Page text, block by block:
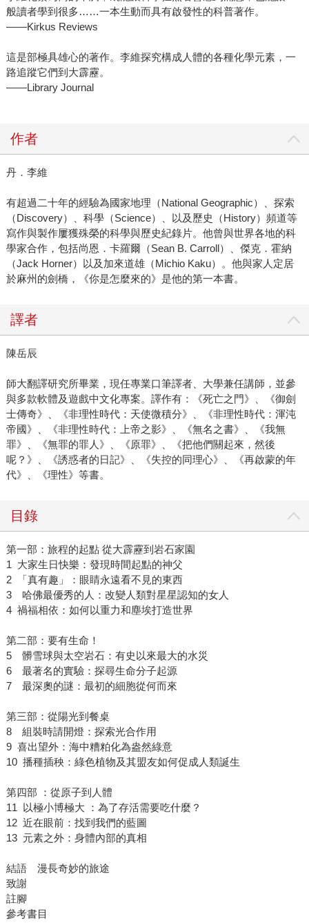
般讀者學到很多……一本生動而具有啟發性的科普著作。
——Kirkus Reviews
這是部極具雄心的著作。李維探究構成人體的各種化學元素，一
路追蹤它們到大霹靂。
——Library Journal
作者
丹．李維
有超過二十年的經驗為國家地理（National Geographic）、探索
（Discovery）、科學（Science）、以及歷史（History）頻道等
寫作與製作屢獲殊榮的科學與歷史紀錄片。他曾與世界各地的科
學家合作，包括尚恩．卡羅爾（Sean B. Carroll）、傑克．霍納
（Jack Horner）以及加來道雄（Michio Kaku）。他與家人定居
於麻州的劍橋，《你是怎麼來的》是他的第一本書。
譯者
陳岳辰
師大翻譯研究所畢業，現任專業口筆譯者、大學兼任講師，並參
與多款軟體及遊戲中文化專案。譯作有：《死亡之門》、《御劍
士傳奇》、《非理性時代：天使微積分》、《非理性時代：渾沌
帝國》、《非理性時代：上帝之影》、《無名之書》、《我無
罪》、《無罪的罪人》、《原罪》、《把他們關起來，然後
呢？》、《誘惑者的日記》、《失控的同理心》、《再啟蒙的年
代》、《理性》等書。
目錄
第一部：旅程的起點 從大霹靂到岩石家園
1 大家生日快樂：發現時間起點的神父
2 「真有趣」：眼睛永遠看不見的東西
3 哈佛最優秀的人：改變人類對星星認知的女人
4 禍福相依：如何以重力和塵埃打造世界
第二部：要有生命！
5 髒雪球與太空岩石：有史以來最大的水災
6 最著名的實驗：探尋生命分子起源
7 最深奧的謎：最初的細胞從何而來
第三部：從陽光到餐桌
8 組裝時請開燈：探索光合作用
9 喜出望外：海中糟粕化為盎然綠意
10 播種插秧：綠色植物及其盟友如何促成人類誕生
第四部 ：從原子到人體
11 以極小博極大 ：為了存活需要吃什麼？
12 近在眼前：找到我們的藍圖
13 元素之外：身體內部的真相
結語 漫長奇妙的旅途
致謝
註腳
參考書目